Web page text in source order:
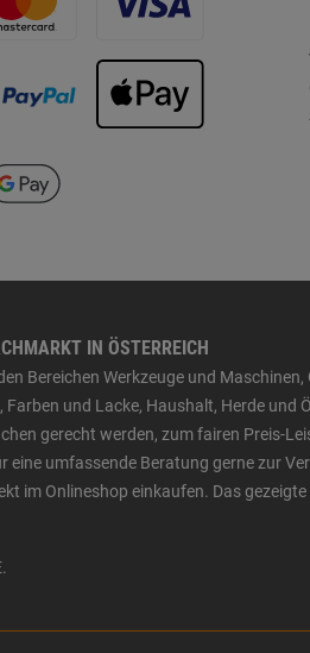
IN ÖSTERREICH
Bereichen Werkzeuge und
und Lacke, Haushalt, Herde und
gerecht werden, zum fairen Preis-
eine umfassende Beratung gerne zur
im Onlineshop einkaufen. Das